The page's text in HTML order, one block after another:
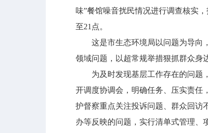
味”餐馆噪音扰民情况进行调查核实
至21点。
这是市生态环境局以问题为导向，
领域问题，以超常规举措狠抓群众身
为及时发现基层工作存在的问题，
开调度协调会，明确任务、压实责任
护督察重点关注投诉问题、群众回访
办等反映的问题，实行清单式管理、